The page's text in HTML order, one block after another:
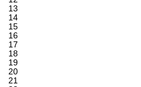
13
14
15
16
17
18
19
20
21